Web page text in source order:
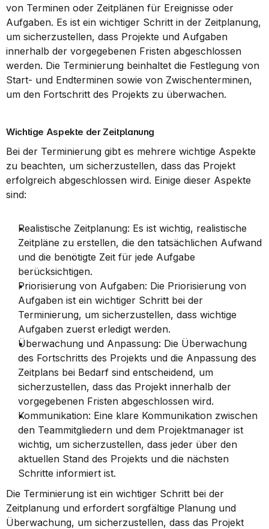
von Terminen oder Zeitplänen für Ereignisse oder
Aufgaben. Es ist ein wichtiger Schritt in der Zeitplanung,
um sicherzustellen, dass Projekte und Aufgaben
innerhalb der vorgegebenen Fristen abgeschlossen
werden. Die Terminierung beinhaltet die Festlegung von
Start- und Endterminen sowie von Zwischenterminen,
um den Fortschritt des Projekts zu überwachen.
Wichtige Aspekte der Zeitplanung
Bei der Terminierung gibt es mehrere wichtige Aspekte
zu beachten, um sicherzustellen, dass das Projekt
erfolgreich abgeschlossen wird. Einige dieser Aspekte
sind:
Realistische Zeitplanung: Es ist wichtig, realistische
Zeitpläne zu erstellen, die den tatsächlichen Aufwand
und die benötigte Zeit für jede Aufgabe
berücksichtigen.
Priorisierung von Aufgaben: Die Priorisierung von
Aufgaben ist ein wichtiger Schritt bei der
Terminierung, um sicherzustellen, dass wichtige
Aufgaben zuerst erledigt werden.
Überwachung und Anpassung: Die Überwachung
des Fortschritts des Projekts und die Anpassung des
Zeitplans bei Bedarf sind entscheidend, um
sicherzustellen, dass das Projekt innerhalb der
vorgegebenen Fristen abgeschlossen wird.
Kommunikation: Eine klare Kommunikation zwischen
den Teammitgliedern und dem Projektmanager ist
wichtig, um sicherzustellen, dass jeder über den
aktuellen Stand des Projekts und die nächsten
Schritte informiert ist.
Die Terminierung ist ein wichtiger Schritt bei der
Zeitplanung und erfordert sorgfältige Planung und
Überwachung, um sicherzustellen, dass das Projekt